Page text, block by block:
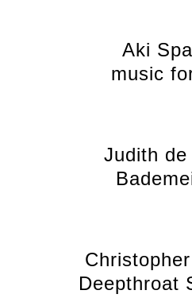
Aki
music
Judith de
Deepthroat